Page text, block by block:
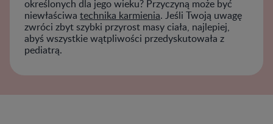
określonych dla jego wieku? Przyczyną może być
niewłaściwa technika karmienia. Jeśli Twoją uwagę
zwróci zbyt szybki przyrost masy ciała, najlepiej,
abyś wszystkie wątpliwości przedyskutowała z
pediatrą.